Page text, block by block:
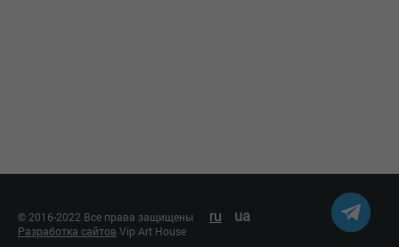
© 2016-2022 Все права защищены ru ua
Разработка сайтов Vip Art House